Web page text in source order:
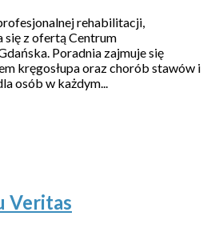
rehabilitacji,
się z ofertą Centrum
Poradnia zajmuje się
kręgosłupa oraz chorób stawów i
osób w każdym...
Veritas